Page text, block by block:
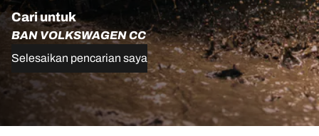
Cari untuk
BAN VOLKSWAGEN CC
Selesaikan pencarian saya